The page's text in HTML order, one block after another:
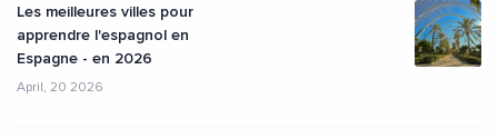
Les meilleures villes pour
apprendre l'espagnol en
Espagne - en 2026
April, 20 2026